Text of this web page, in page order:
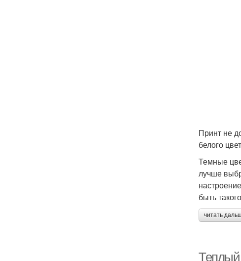
Принт не
белого
Темные
лучше
быть
читать
Теплый